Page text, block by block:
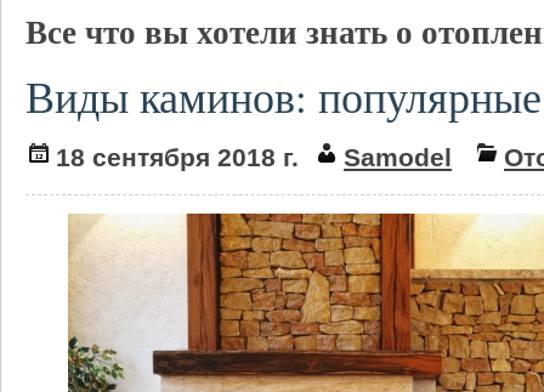
Все что вы хотели знать о
Виды каминов:
18 сентября 2018 г. Samodel